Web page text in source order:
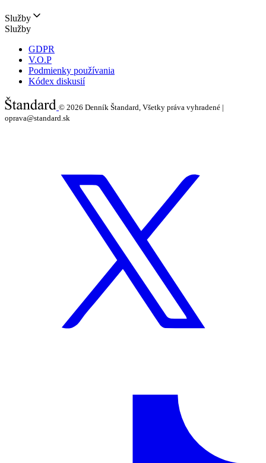
Služby
Služby
GDPR
V.O.P
Podmienky používania
Kódex diskusií
© 2026 Denník Štandard, Všetky práva vyhradené |
oprava@standard.sk